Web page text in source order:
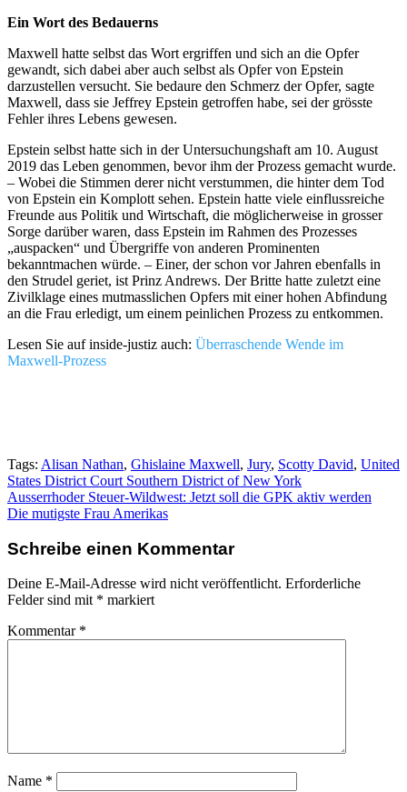
Ein Wort des Bedauerns
Maxwell hatte selbst das Wort ergriffen und sich an die Opfer
gewandt, sich dabei aber auch selbst als Opfer von Epstein
darzustellen versucht. Sie bedaure den Schmerz der Opfer, sagte
Maxwell, dass sie Jeffrey Epstein getroffen habe, sei der grösste
Fehler ihres Lebens gewesen.
Epstein selbst hatte sich in der Untersuchungshaft am 10. August
2019 das Leben genommen, bevor ihm der Prozess gemacht wurde.
– Wobei die Stimmen derer nicht verstummen, die hinter dem Tod
von Epstein ein Komplott sehen. Epstein hatte viele einflussreiche
Freunde aus Politik und Wirtschaft, die möglicherweise in grosser
Sorge darüber waren, dass Epstein im Rahmen des Prozesses
„auspacken“ und Übergriffe von anderen Prominenten
bekanntmachen würde. – Einer, der schon vor Jahren ebenfalls in
den Strudel geriet, ist Prinz Andrews. Der Britte hatte zuletzt eine
Zivilklage eines mutmasslichen Opfers mit einer hohen Abfindung
an die Frau erledigt, um einem peinlichen Prozess zu entkommen.
Lesen Sie auf inside-justiz auch: Überraschende Wende im
Maxwell-Prozess
Tags: Alisan Nathan, Ghislaine Maxwell, Jury, Scotty David, United
States District Court Southern District of New York
Beitragsnavigation
Ausserrhoder Steuer-Wildwest: Jetzt soll die GPK aktiv werden
Die mutigste Frau Amerikas
Schreibe einen Kommentar
Deine E-Mail-Adresse wird nicht veröffentlicht. Erforderliche
Felder sind mit * markiert
Kommentar *
Name *